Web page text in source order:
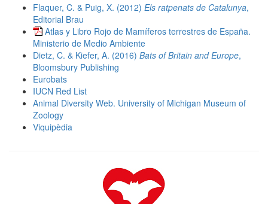
Flaquer, C. & Puig, X. (2012) Els ratpenats de Catalunya,
Editorial Brau
Atlas y Libro Rojo de Mamíferos terrestres de España.
Ministerio de Medio Ambiente
Dietz, C. & Kiefer, A. (2016) Bats of Britain and Europe,
Bloomsbury Publishing
Eurobats
IUCN Red List
Animal Diversity Web. University of Michigan Museum of
Zoology
Viquipèdia